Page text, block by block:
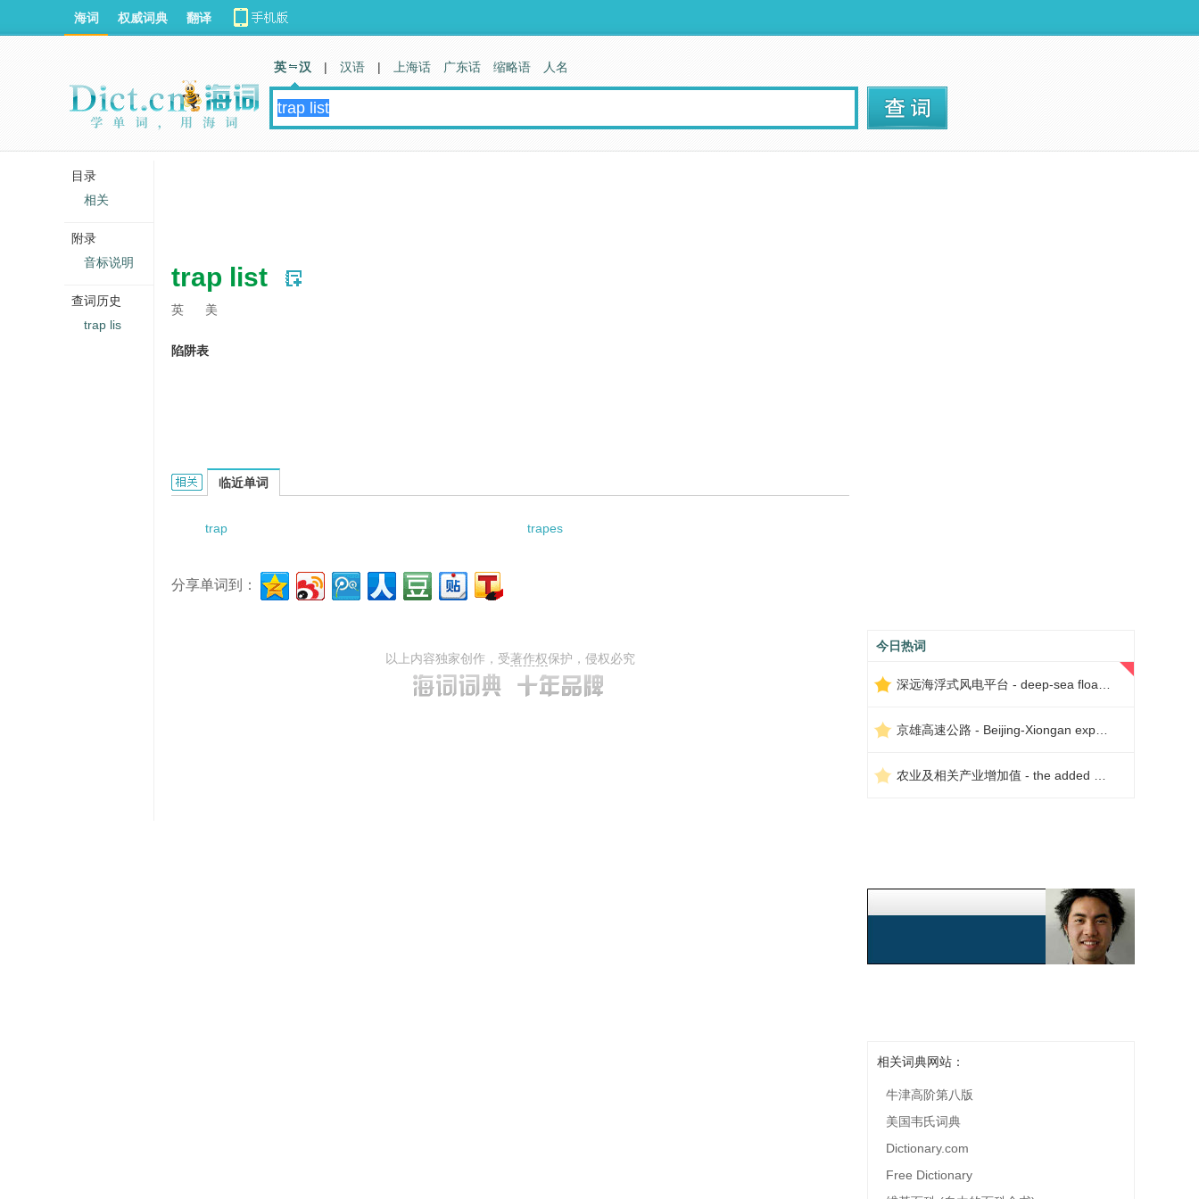
trap list
英 美
陷阱表
trap list的相关资料：
临近单词
trap trapes
分享单词到：
以上内容独家创作，受著作权保护，侵权必究
今日热词
相关词典网站：
牛津高阶第八版
美国韦氏词典
Dictionary.com
Free Dictionary
海词 权威词典 翻译
英 汉 | 汉语 | 上海话 广东话 缩略语 人名
目录
相关
附录
音标说明
查词历史
trap lis